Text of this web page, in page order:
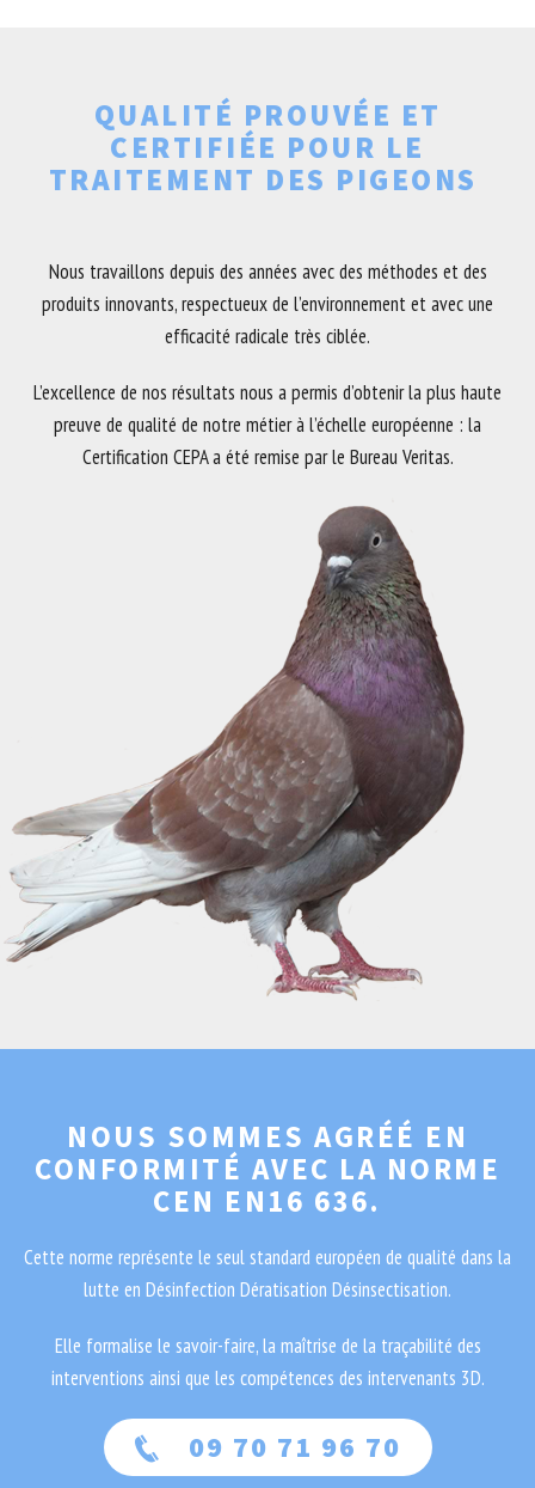
QUALITÉ PROUVÉE ET
CERTIFIÉE POUR LE
TRAITEMENT DES PIGEONS
Nous travaillons depuis des années avec des méthodes et des
produits innovants, respectueux de l’environnement et avec une
efficacité radicale très ciblée.
L’excellence de nos résultats nous a permis d’obtenir la plus haute
preuve de qualité de notre métier à l’échelle européenne : la
Certification CEPA a été remise par le Bureau Veritas.
NOUS SOMMES AGRÉÉ EN
CONFORMITÉ AVEC LA NORME
CEN EN16 636.
Cette norme représente le seul standard européen de qualité dans la
lutte en Désinfection Dératisation Désinsectisation.
Elle formalise le savoir-faire, la maîtrise de la traçabilité des
interventions ainsi que les compétences des intervenants 3D.
09 70 71 96 70